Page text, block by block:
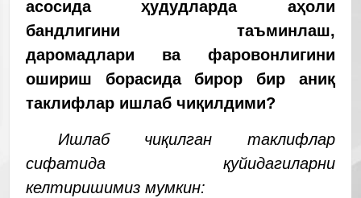
асосида ҳудудларда аҳоли
бандлигини таъминлаш,
даромадлари ва фаровонлигини
ошириш борасида бирор бир аниқ
таклифлар ишлаб чиқилдими?
Ишлаб чиқилган таклифлар
сифатида қуйидагиларни
келтиришимиз мумкин: